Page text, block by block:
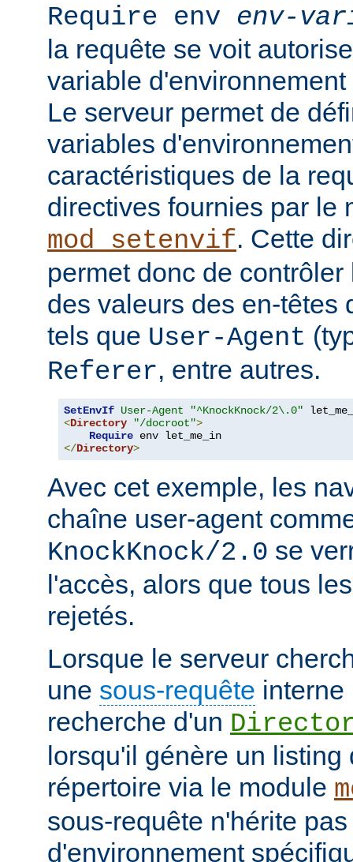
Require env env-
la requête se voit
variable d'environnement
Le serveur permet de
variables
caractéristiques de la
directives fournies par le
mod_setenvif. Cette
permet donc de
des valeurs des en-têtes
tels que User-Agent
Referer, entre autres.
SetEnvIf User-Agent
"^KnockKnock/2\.0"
<Directory "/docroot">
Require
</Directory>
Avec cet exemple, les
chaîne user-agent
KnockKnock/2.0 se
l'accès, alors que tous
rejetés.
Lorsque le serveur
une sous-requête interne
recherche d'un
lorsqu'il génère un
répertoire via le module
sous-requête n'hérite
d'environnement